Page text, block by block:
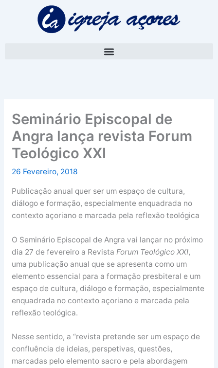
Seminário Episcopal de
Angra lança revista Forum
Teológico XXI
26 Fevereiro, 2018
Publicação anual quer ser um espaço de cultura,
diálogo e formação, especialmente enquadrada no
contexto açoriano e marcada pela reflexão teológica
O Seminário Episcopal de Angra vai lançar no próximo
dia 27 de fevereiro a Revista Forum Teológico XXI,
uma publicação anual que se apresenta como um
elemento essencial para a formação presbiteral e um
espaço de cultura, diálogo e formação, especialmente
enquadrada no contexto açoriano e marcada pela
reflexão teológica.
Nesse sentido, a “revista pretende ser um espaço de
confluência de ideias, perspetivas, questões,
marcadas pelo elemento sacro e pela abordagem